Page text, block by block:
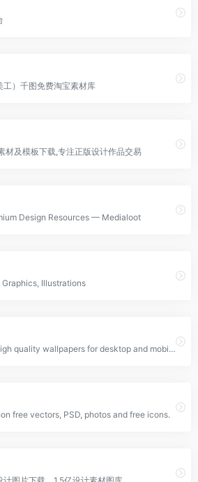
工）千图免费淘宝素材库
材及模板下载,专注正版设计作品交易
Design Resources — Medialoot
Graphics, Illustrations
Find awesome high quality wallpapers for desktop and mobile in one place.
free vectors, PSD, photos and free icons.
图片下载，1.5亿设计素材图库